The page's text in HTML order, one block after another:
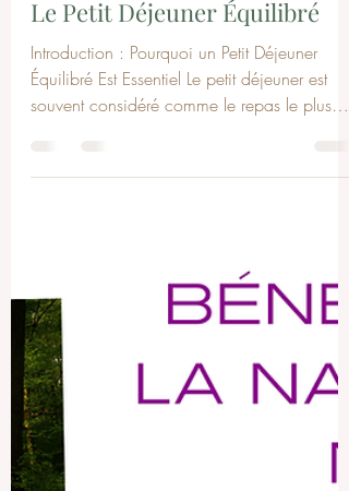
Mel
11 sept. 2024
4 min de lecture
Le Petit Déjeuner Équilibré
souvent considéré comme le repas le plus
important de la journée, et à juste titre. Après
une nuit de jeûne, notre corps a besoin
d'énergie pour relancer ses fonctions vitales
et son métabolisme. Ce premier repas joue
un rôle primordiale non seulement dans la
régulation de notre énergie mais aussi dans
notre capacité à maintenir une concentration
optimale et à éviter les fringales en milie